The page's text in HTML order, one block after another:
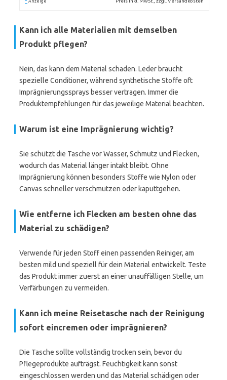
Anzeige
Kann ich alle Materialien mit demselben
Produkt pflegen?
Nein, das kann dem Material schaden. Leder braucht
spezielle Conditioner, während synthetische Stoffe oft
Imprägnierungssprays besser vertragen. Immer die
Produktempfehlungen für das jeweilige Material beachten.
Warum ist eine Imprägnierung wichtig?
Sie schützt die Tasche vor Wasser, Schmutz und Flecken,
wodurch das Material länger intakt bleibt. Ohne
Imprägnierung können besonders Stoffe wie Nylon oder
Canvas schneller verschmutzen oder kaputtgehen.
Wie entferne ich Flecken am besten ohne das
Material zu schädigen?
Verwende für jeden Stoff einen passenden Reiniger, am
besten mild und speziell für dein Material entwickelt. Teste
das Produkt immer zuerst an einer unauffälligen Stelle, um
Verfärbungen zu vermeiden.
Kann ich meine Reisetasche nach der Reinigung
sofort eincremen oder imprägnieren?
Die Tasche sollte vollständig trocken sein, bevor du
Pflegeprodukte aufträgst. Feuchtigkeit kann sonst
eingeschlossen werden und das Material schädigen oder